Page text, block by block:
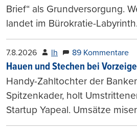
Brief“ als Grundversorgung.
landet im Bürokratie-Labyrinth.
7.8.2026 lh 89 Kommentare
Hauen und Stechen bei
Handy-Zahltochter der
Spitzenkader, holt
Startup Yapeal. Umsätze